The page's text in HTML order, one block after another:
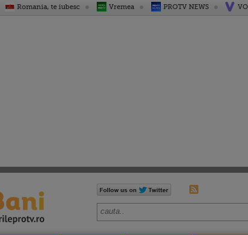
Romania, te iubesc Vremea PROTV NEWS